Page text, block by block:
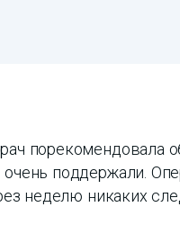
порекомендовала
поддержали.
неделю никаких